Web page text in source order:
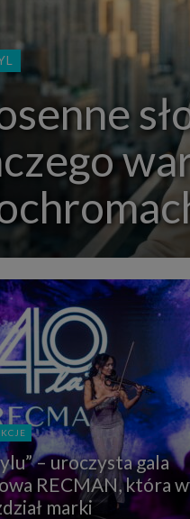
– uroczysta gala
RECMAN, która
marki